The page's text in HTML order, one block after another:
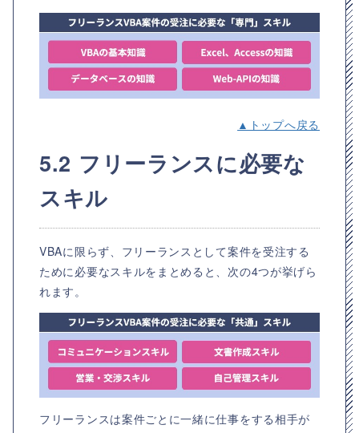
▲トップへ戻る
5.2 フリーランスに必要な
スキル
VBAに限らず、フリーランスとして案件を受注する
ために必要なスキルをまとめると、次の4つが挙げら
れます。
フリーランスは案件ごとに一緒に仕事をする相手が